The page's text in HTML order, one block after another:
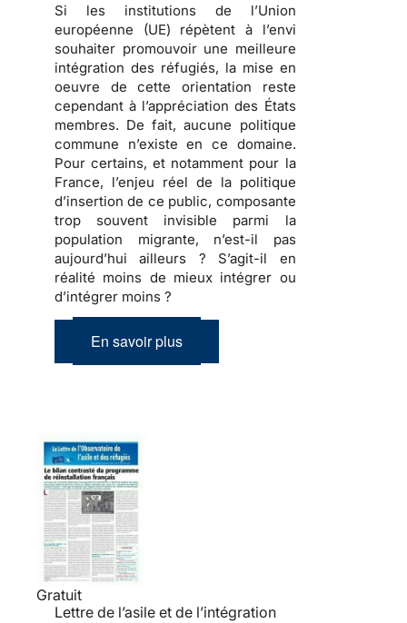
Si les institutions de l’Union
européenne (UE) répètent à l’envi
souhaiter promouvoir une meilleure
intégration des réfugiés, la mise en
oeuvre de cette orientation reste
cependant à l’appréciation des États
membres. De fait,aucune politique
commune n’existe en ce domaine.
Pour certains, et notamment pour la
France, l’enjeu réel de la politique
d’insertion de ce public, composante
trop souvent invisible parmi la
population migrante, n’est-il pas
aujourd’hui ailleurs ? S’agit-il en
réalité moins de mieux intégrer ou
d’intégrer moins ?
En savoir plus
Gratuit
Lettre de l’asile et de l’intégration